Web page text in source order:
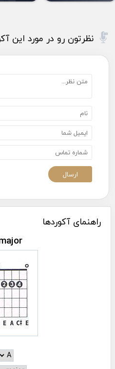
نظرتون رو در مورد این
راهنمای آکوردها